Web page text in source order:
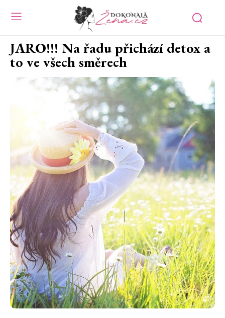
JARO!!! Na řadu přichází detox a
to ve všech směrech